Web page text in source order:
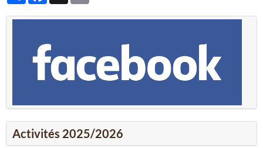
Activités 2025/2026